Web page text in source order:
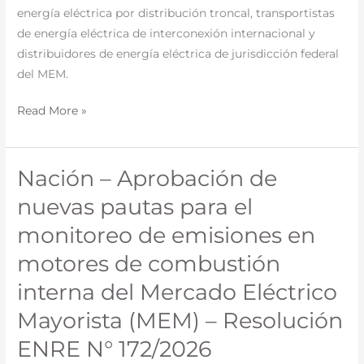
energía eléctrica por distribución troncal, transportistas
de energía eléctrica de interconexión internacional y
distribuidores de energía eléctrica de jurisdicción federal
del MEM.
agentes
del
Mercado
Mayorista
–
Resolución
N°
254/2026
Read More »
Nación – Aprobación de
nuevas pautas para el
monitoreo de emisiones en
motores de combustión
interna del Mercado Eléctrico
Mayorista (MEM) – Resolución
ENRE N° 172/2026
Nación
Aprobación
de
pautas
para
el
monitoreo
de